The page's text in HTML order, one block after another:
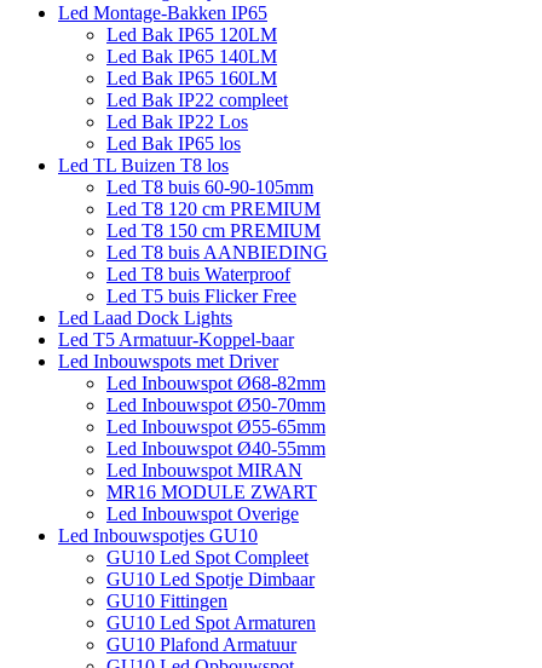
Led Montage-Bakken IP65
Led Bak IP65 120LM
Led Bak IP65 140LM
Led Bak IP65 160LM
Led Bak IP22 compleet
Led Bak IP22 Los
Led Bak IP65 los
Led TL Buizen T8 los
Led T8 buis 60-90-105mm
Led T8 120 cm PREMIUM
Led T8 150 cm PREMIUM
Led T8 buis AANBIEDING
Led T8 buis Waterproof
Led T5 buis Flicker Free
Led Laad Dock Lights
Led T5 Armatuur-Koppel-baar
Led Inbouwspots met Driver
Led Inbouwspot Ø68-82mm
Led Inbouwspot Ø50-70mm
Led Inbouwspot Ø55-65mm
Led Inbouwspot Ø40-55mm
Led Inbouwspot MIRAN
MR16 MODULE ZWART
Led Inbouwspot Overige
Led Inbouwspotjes GU10
GU10 Led Spot Compleet
GU10 Led Spotje Dimbaar
GU10 Fittingen
GU10 Led Spot Armaturen
GU10 Plafond Armatuur